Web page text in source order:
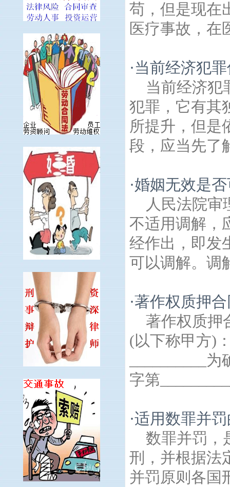
苟，但是现在
医疗事故，在
·当前经济犯
当前经济犯
犯罪，它有其
所提升，但是
段，应当先了
·婚姻无效是
人民法院
不适用调解，
经作出，即发
可以调解。调
·著作权质押
著作权质押
(以下称甲方)
__________
字第
·适用数罪并
数罪并罚，
刑，并根据法
并罚原则各国